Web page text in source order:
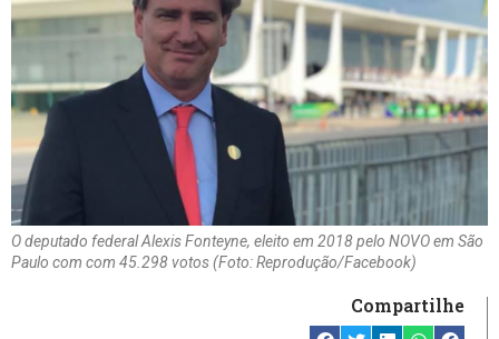
O deputado federal Alexis Fonteyne, eleito em 2018 pelo NOVO em São
Paulo com com 45.298 votos (Foto: Reprodução/Facebook)
Compartilhe